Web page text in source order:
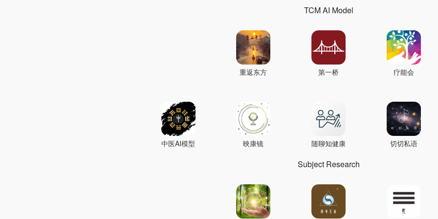
TCM AI Model
重返东方 第一桥 疗能会
中医AI模型 映康镜 随聊知健康 切切私语
Subject Research